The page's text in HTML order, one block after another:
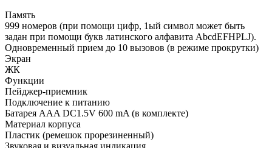
Память
999 номеров (при помощи цифр, 1ый символ может быть
задан при помощи букв латинского алфавита AbcdEFHPLJ).
Одновременный прием до 10 вызовов (в режиме прокрутки)
Экран
ЖК
Функции
Пейджер-приемник
Подключение к питанию
Батарея AAA DC1.5V 600 mA (в комплекте)
Материал корпуса
Пластик (ремешок прорезиненный)
Звуковая и визуальная индикация